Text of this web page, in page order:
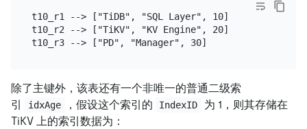
t10_r1 --> ["TiDB", "SQL Layer", 10]
t10_r2 --> ["TiKV", "KV Engine", 20]
除了主键外，该表还有一个非唯一的普通二级索
引
idxAge ，假设这个索引的 IndexID
为 1，则其存储在
TiKV 上的索引数据为：